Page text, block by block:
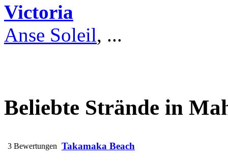
Victoria
Anse Soleil, ...
Beliebte Strände in
3 Bewertungen Takamaka Beach